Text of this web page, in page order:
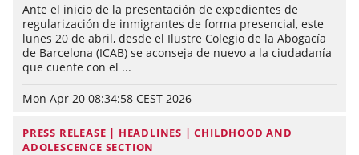
Ante el inicio de la presentación de expedientes de
regularización de inmigrantes de forma presencial, este
lunes 20 de abril, desde el Ilustre Colegio de la Abogacía
de Barcelona (ICAB) se aconseja de nuevo a la ciudadanía
que cuente con el ...
Mon Apr 20 08:34:58 CEST 2026
PRESS RELEASE | HEADLINES | CHILDHOOD AND
ADOLESCENCE SECTION